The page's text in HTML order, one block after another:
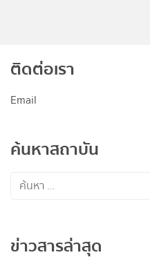
ติดต่อเรา
Email
ค้นหาสถาบัน
ค้นหา
ข่าวสารล่าสุด